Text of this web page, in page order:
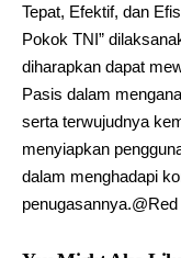
Tepat, Efektif, dan
Pokok TNI”
diharapkan dapat
Pasis dalam
serta terwujudnya
menyiapkan
dalam menghadapi
penugasannya.@Red